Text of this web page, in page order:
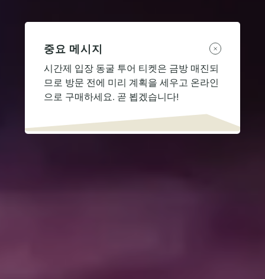
중요 메시지
시간제 입장 동굴 투어 티켓은 금방 매진되
므로 방문 전에 미리 계획을 세우고 온라인
으로 구매하세요. 곧 뵙겠습니다!